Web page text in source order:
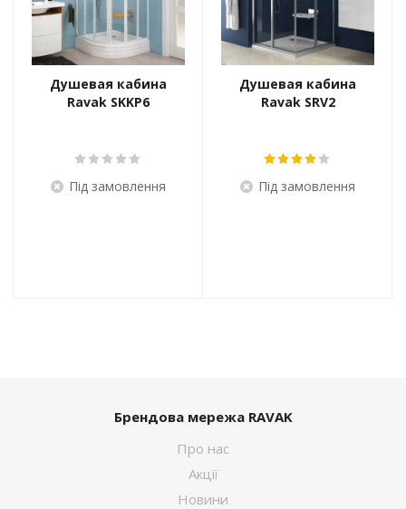
Душевая кабина
Ravak SKKP6
Під замовлення
Душевая кабина
Ravak SRV2
Під замовлення
Брендова мережа RAVAK
Про нас
Акції
Новини